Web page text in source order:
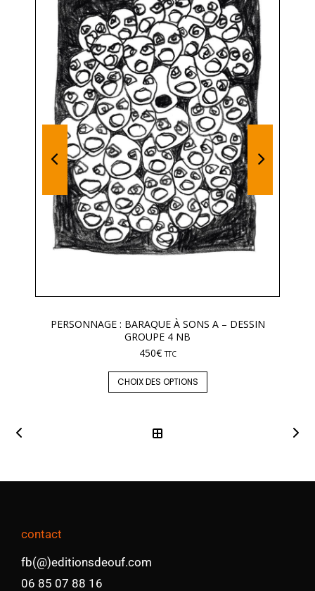
PERSONNAGE : BARAQUE À SONS A – DESSIN
GROUPE 4 NB
450€ TTC
CHOIX DES OPTIONS
contact
fb(@)editionsdeouf.com
06 85 07 88 16